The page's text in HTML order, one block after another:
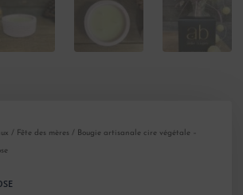
/ Fête des mères / Bougie artisanale cire végétale –